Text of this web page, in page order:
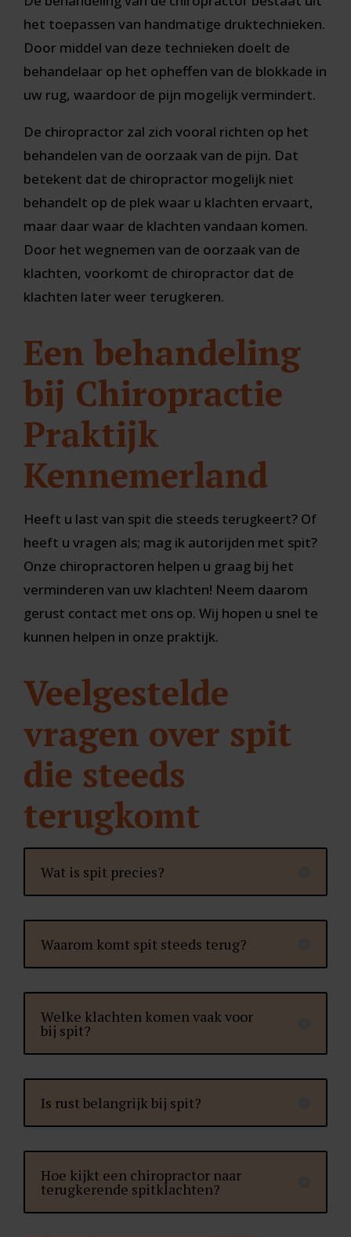
het toepassen van handmatige druktechnieken.
Door middel van deze technieken doelt de
behandelaar op het opheffen van de blokkade in
uw rug, waardoor de pijn mogelijk vermindert.
De chiropractor zal zich vooral richten op het
behandelen van de oorzaak van de pijn. Dat
betekent dat de chiropractor mogelijk niet
behandelt op de plek waar u klachten ervaart,
maar daar waar de klachten vandaan komen.
Door het wegnemen van de oorzaak van de
klachten, voorkomt de chiropractor dat de
klachten later weer terugkeren.
Een behandeling
bij Chiropractie
Praktijk
Kennemerland
Heeft u last van spit die steeds terugkeert? Of
heeft u vragen als; mag ik autorijden met spit?
Onze chiropractoren helpen u graag bij het
verminderen van uw klachten! Neem daarom
gerust contact met ons op. Wij hopen u snel te
kunnen helpen in onze praktijk.
Veelgestelde
vragen over spit
die steeds
terugkomt
Wat is spit precies?
Waarom komt spit steeds terug?
Welke klachten komen vaak voor
bij spit?
Is rust belangrijk bij spit?
Hoe kijkt een chiropractor naar
terugkerende spitklachten?